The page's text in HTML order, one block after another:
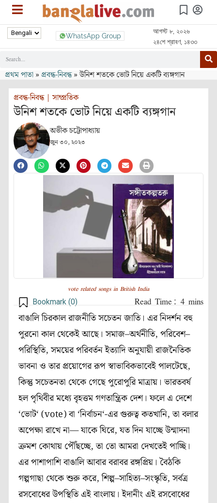
WhatsApp Group
আগস্ট ৮, ২০২৬
২৪শে শ্রাবণ, ১৪৩৩
প্রথম পাতা »প্রবন্ধ-নিবন্ধ»উনিশ শতকে ভোট নিয়ে একটি ব্যঙ্গগান
প্রবন্ধ-নিবন্ধ|সাম্প্রতিক
উনিশ শতকে ভোট নিয়ে একটি ব্যঙ্গগান
অভীক চট্টোপাধ্যায়
জুন ৩০, ২০২৩
vote related songs in British India
Bookmark (0)
বাঙালিচিরকালরাজনীতিসচেতনজাতি। এরনিদর্শনবহু
পুরনো কাল থেকেইআছে। সমাজ–অর্থনীতি, পরিবেশ–
পরিস্থিতি,সময়েরপরিবর্তনইত্যাদিঅনুযায়ী রাজনৈতিক
ভাবনা ও তার প্রয়োগেররূপস্বাভাবিকভাবেইপালটেছে,
কিন্তু সচেতনতা থেকে গেছেপুরোপুরিমাত্রায়। ভারতবর্ষ
হলপৃথিবীরমধ্যেবৃহত্তমগণতান্ত্রিক দেশ। ফলে এ দেশে
‘ভোট‘ (vote)বা ‘নির্বাচন‘-এরগুরুত্বকতখানি,তা বলার
অপেক্ষা রাখেনা—যাকেঘিরে,যত দিনযাচ্ছেউন্মাদনা
ক্রমশ কোথায় পৌঁছচ্ছে,তা তো আমরা দেখতেইপাচ্ছি।
এরপাশাপাশিবাঙালিআবারবরাবররঙ্গপ্রিয়। বৈঠকি
গল্পগাছা থেকেশুরুকরে,শিল্প–সাহিত্য–সংস্কৃতি,সর্বত্র
রসবোধেরউপস্থিতি এইবাংলায়। ইদানীং এই রসবোধের